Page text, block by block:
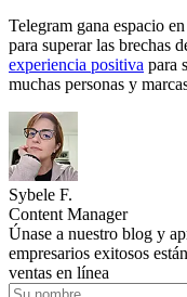
Telegram gana espacio
para superar las brechas
experiencia positiva para
muchas personas y
Sybele F.
Content Manager
Únase a nuestro blog y
empresarios exitosos
ventas en línea